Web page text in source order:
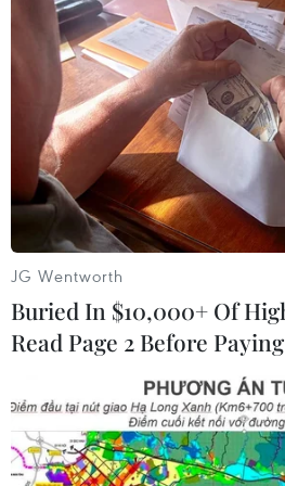
khiến giá rau xanh tăng
bán buôn giá cũng đã rất
chẳng dám mua nhiều
mỗi loại một ít để bán và
Giá rau xanh tăng mạnh
trợ phàn nàn, khi cách đây
rau vẫn còn rất rẻ hôm nay
gấp ba lần.
Chị Phạm Thị Hằng, ở phố
Bà Trưng (Hà Nội) cho biết,
Hà Nội khiến hầu hết các
đều tăng giá mạnh so với
nay, chị đi chợ cũng thấy
xanh quá đắt. Đáng chú ý,
như rau mùi, rau húng, rau
JG Wentworth
Buried In $10,000+ Of
Read Page 2 Before Paying